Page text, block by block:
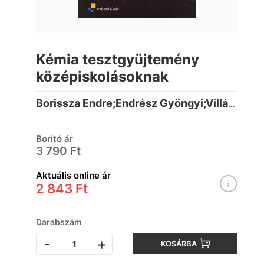
Kémia tesztgyüjtemény
középiskolásoknak
Borissza Endre;Endrész Gyöngyi;Villányi Attila (1958-)
Borító ár
3 790 Ft
Aktuális online ár
2 843 Ft
Darabszám
- + KOSÁRBA